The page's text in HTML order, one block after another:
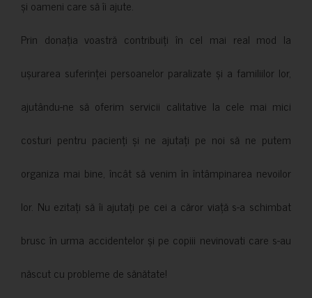
și oameni care să îi ajute.
Prin donația voastră contribuiți în cel mai real mod la
ușurarea suferinței persoanelor paralizate și a familiilor lor,
ajutându-ne să oferim servicii calitative la cele mai mici
costuri pentru pacienți și ne ajutați pe noi să ne putem
organiza mai bine, încât să venim în întâmpinarea nevoilor
lor. Nu ezitați să îi ajutați pe cei a căror viață s-a schimbat
brusc în urma accidentelor și pe copiii nevinovati care s-au
născut cu probleme de sănătate!